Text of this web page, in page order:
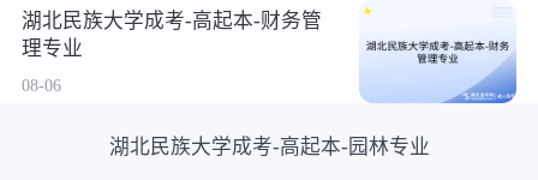
湖北民族大学成考-高起本-财务管
理专业
08-06
湖北民族大学成考-高起本-园林专业